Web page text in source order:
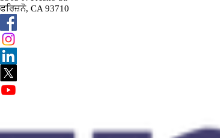
ਫਰਿਜ਼ਨੋ, CA 93710